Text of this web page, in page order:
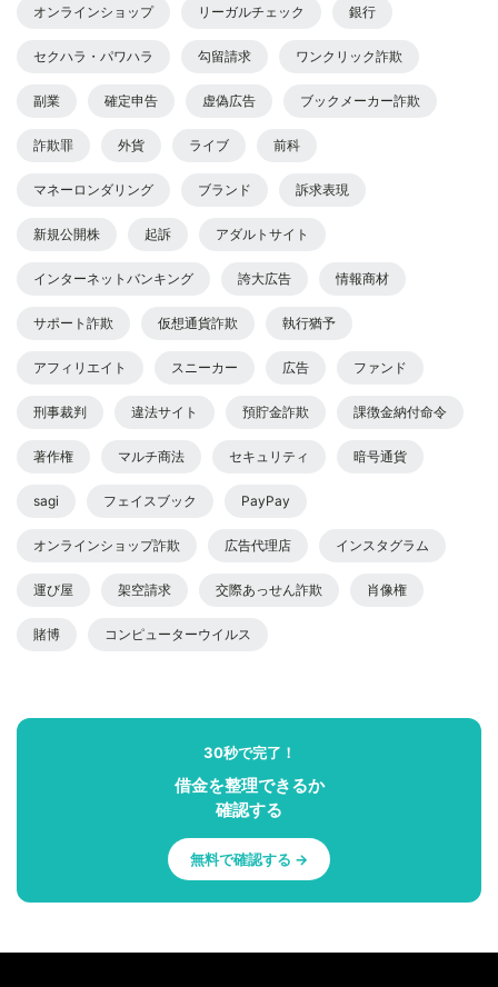
オンラインショップ リーガルチェック 銀行
セクハラ・パワハラ 勾留請求 ワンクリック詐欺
副業 確定申告 虚偽広告 ブックメーカー詐欺
詐欺罪 外貨 ライブ 前科
マネーロンダリング ブランド 訴求表現
新規公開株 起訴 アダルトサイト
インターネットバンキング 誇大広告 情報商材
サポート詐欺 仮想通貨詐欺 執行猶予
アフィリエイト スニーカー 広告 ファンド
刑事裁判 違法サイト 預貯金詐欺 課徴金納付命令
著作権 マルチ商法 セキュリティ 暗号通貨
sagi フェイスブック PayPay
オンラインショップ詐欺 広告代理店 インスタグラム
運び屋 架空請求 交際あっせん詐欺 肖像権
賭博 コンピューターウイルス
30秒で完了！
借金を整理できるか
確認する
無料で確認する →